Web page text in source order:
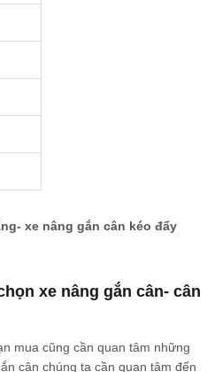
xe nâng gắn cân kéo đẩy
xe nâng gắn cân- cân
mua cũng cần quan tâm những
cân chúng ta cần quan tâm đến